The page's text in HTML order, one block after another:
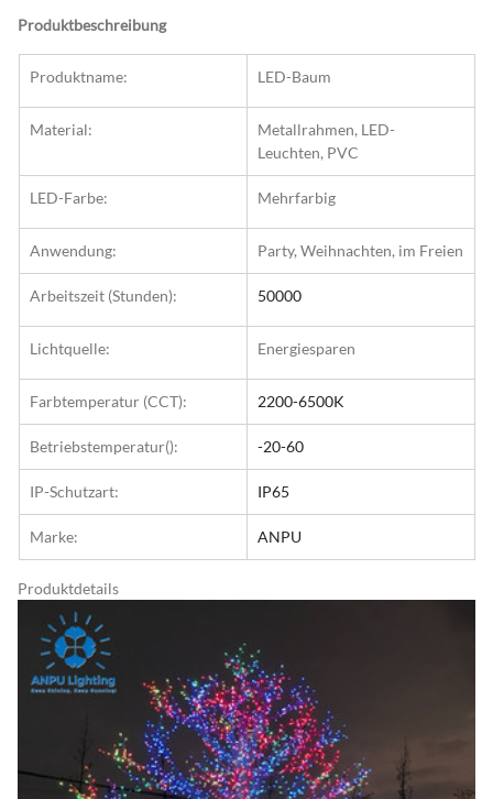
Produktbeschreibung
Produktname: LED-Baum
Material:
Metallrahmen, LED-
Leuchten, PVC
LED-Farbe: Mehrfarbig
Anwendung: Party, Weihnachten, im Freien
Arbeitszeit (Stunden): 50000
Lichtquelle: Energiesparen
Farbtemperatur (CCT): 2200-6500K
Betriebstemperatur(): -20-60
IP-Schutzart: IP65
Marke: ANPU
Produktdetails